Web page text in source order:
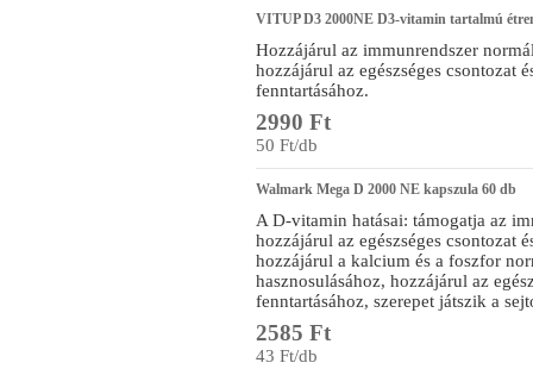
VITUP D3 2000NE D3-vitamin tartalmú
Hozzájárul az immunrendszer
hozzájárul az egészséges csontozat
fenntartásához.
2990 Ft
50 Ft/db
Walmark Mega D 2000 NE kapszula 60 db
A D-vitamin hatásai: támogatja az
hozzájárul az egészséges csontozat
hozzájárul a kalcium és a foszfor
hasznosulásához, hozzájárul az
fenntartásához, szerepet játszik a
2585 Ft
43 Ft/db